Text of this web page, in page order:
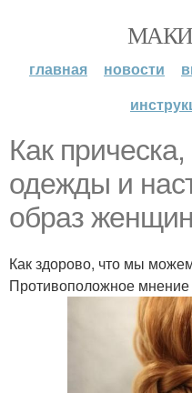
главная новости
Как
одежды и
образ
Как здорово, что мы
Противоположное мнение